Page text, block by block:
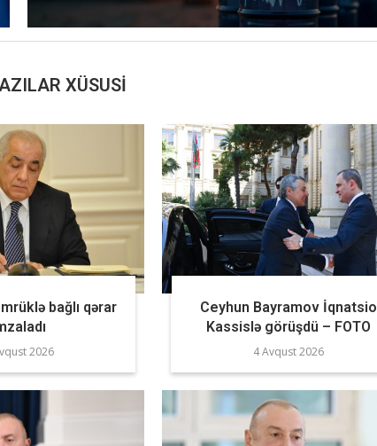
XÜSUSI
bağlı qərar
2026
Ceyhun Bayramov İqnatsio
Kassislə görüşdü – FOTO
4 Avqust 2026